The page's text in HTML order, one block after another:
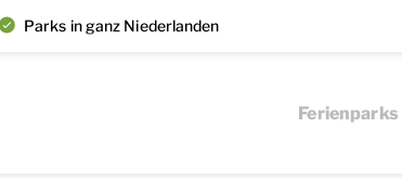
Parks in ganz Niederlanden
Ferienparks